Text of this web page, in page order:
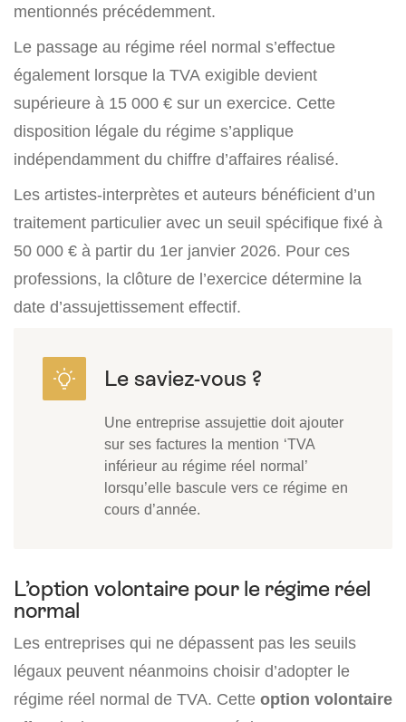
mentionnés précédemment.
Le passage au régime réel normal s’effectue
également lorsque la TVA exigible devient
supérieure à 15 000 € sur un exercice. Cette
disposition légale du régime s’applique
indépendamment du chiffre d’affaires réalisé.
Les artistes-interprètes et auteurs bénéficient d’un
traitement particulier avec un seuil spécifique fixé à
50 000 € à partir du 1er janvier 2026. Pour ces
professions, la clôture de l’exercice détermine la
date d’assujettissement effectif.
Une entreprise assujettie doit ajouter
sur ses factures la mention ‘TVA
inférieur au régime réel normal’
lorsqu’elle bascule vers ce régime en
cours d’année.
L’option volontaire pour le régime réel
normal
Les entreprises qui ne dépassent pas les seuils
légaux peuvent néanmoins choisir d’adopter le
régime réel normal de TVA. Cette option volontaire